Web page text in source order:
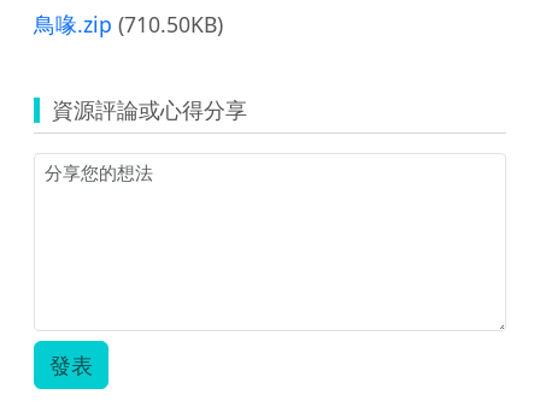
鳥喙.zip (710.50KB)
資源評論或心得分享
發表